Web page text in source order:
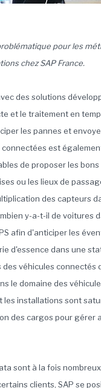
pour les
chez SAP France.
des solutions
et le traitement en
les pannes et
est
de proposer les
ou les lieux de
des capteurs
y-a-t-il de voitures
afin d'anticiper les
d'essence dans une
véhicules connectés
le domaine des
les installations sont
des cargos pour
sont à la fois
clients, SAP se